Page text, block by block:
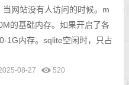
当网站没有人访问的时候。m
的基础内存。如果开启了各
1G内存。sqlite空闲时，只占
08-27 520